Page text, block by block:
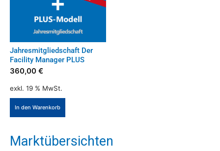
Optionen
können
auf
der
Jahresmitgliedschaft Der
Facility Manager PLUS
360,00 €
exkl. 19 % MwSt.
In den Warenkorb
Marktübersichten